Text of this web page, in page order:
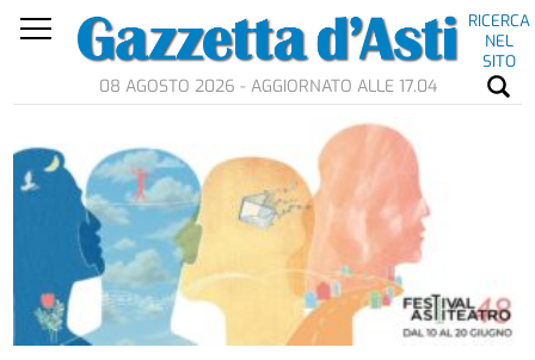
RICERCA
NEL
SITO
08 AGOSTO 2026 - AGGIORNATO ALLE 17.04